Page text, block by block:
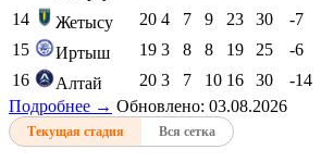
14
Жетысу 20 4 7 9 23 30 -7
15
Иртыш 19 3 8 8 19 25 -6
16
Алтай 20 3 7 10 16 30 -14
Подробнее → Обновлено: 03.08.2026
Текущая стадия Вся сетка